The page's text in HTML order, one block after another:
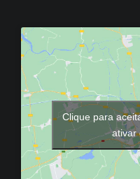
Clique para
ativar